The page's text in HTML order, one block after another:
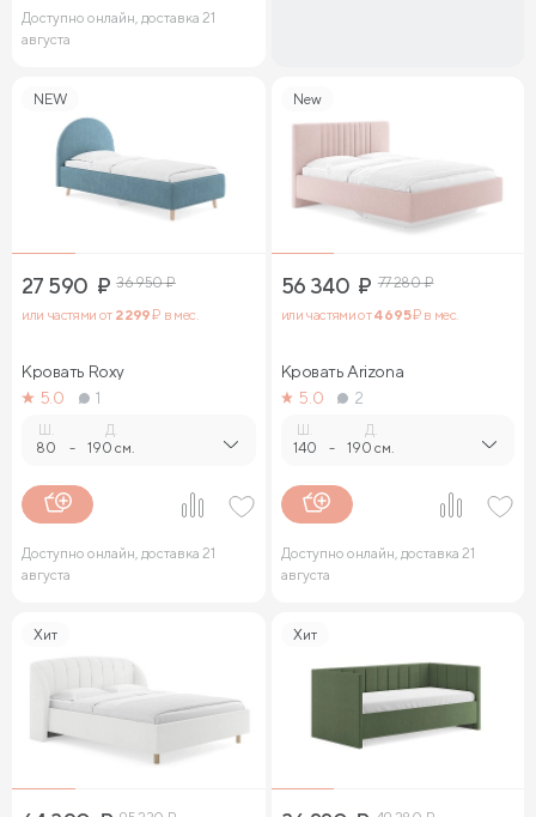
Доступно онлайн, доставка 21
августа
NEW
27 590 ₽ 36 950₽
или частями от 2 299₽ в мес.
Кровать Roxy
5.0
1
80 -
Д.
190 см.
Доступно онлайн, доставка 21
августа
New
56 340 ₽ 77 280₽
или частями от4 695₽ в мес.
Кровать Arizona
5.0
2
140 -
Д.
190 см.
Доступно онлайн, доставка 21
августа
Хит Хит